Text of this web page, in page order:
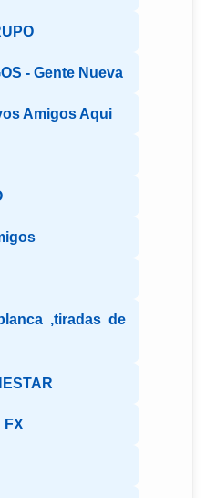
- Gente Nueva
Amigos Aqui
,tiradas de
FX